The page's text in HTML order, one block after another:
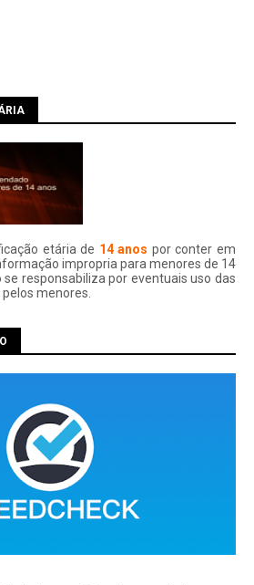
etária de 14 anos por conter em
impropria para menores de 14
se responsabiliza por eventuais uso das
menores.